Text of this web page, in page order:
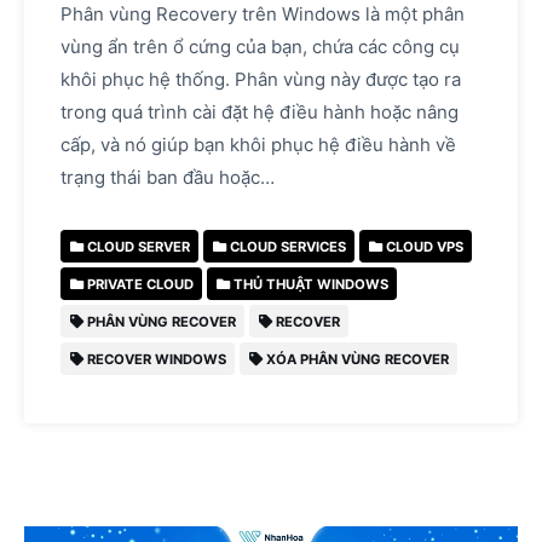
Phân vùng Recovery trên Windows là một phân
vùng ẩn trên ổ cứng của bạn, chứa các công cụ
khôi phục hệ thống. Phân vùng này được tạo ra
trong quá trình cài đặt hệ điều hành hoặc nâng
cấp, và nó giúp bạn khôi phục hệ điều hành về
trạng thái ban đầu hoặc…
CLOUD SERVER CLOUD SERVICES CLOUD VPS
PRIVATE CLOUD THỦ THUẬT WINDOWS
PHÂN VÙNG RECOVER RECOVER
RECOVER WINDOWS XÓA PHÂN VÙNG RECOVER